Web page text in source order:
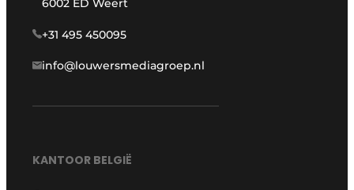
6002 ED Weert
+31 495 450095
info@louwersmediagroep.nl
KANTOOR BELGIË